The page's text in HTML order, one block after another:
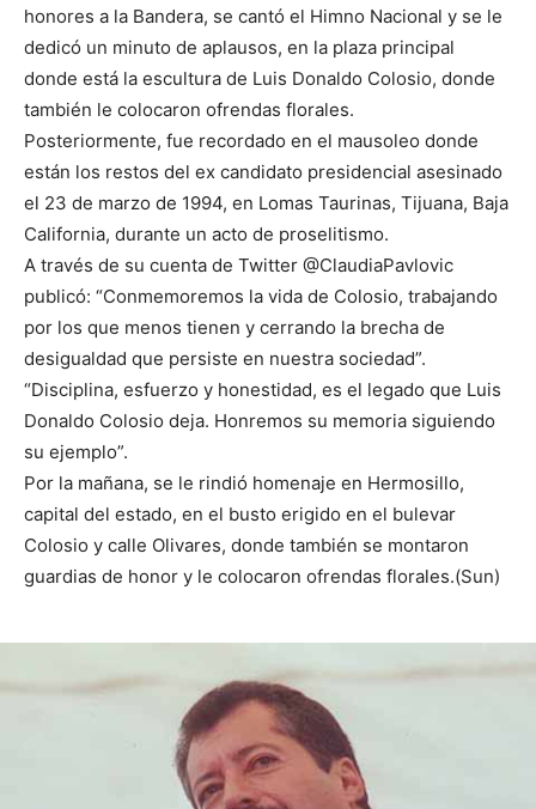
honores a la Bandera, se cantó el Himno Nacional y se le
dedicó un minuto de aplausos, en la plaza principal
donde está la escultura de Luis Donaldo Colosio, donde
también le colocaron ofrendas florales.
Posteriormente, fue recordado en el mausoleo donde
están los restos del ex candidato presidencial asesinado
el 23 de marzo de 1994, en Lomas Taurinas, Tijuana, Baja
California, durante un acto de proselitismo.
A través de su cuenta de Twitter @ClaudiaPavlovic
publicó: “Conmemoremos la vida de Colosio, trabajando
por los que menos tienen y cerrando la brecha de
desigualdad que persiste en nuestra sociedad”.
“Disciplina, esfuerzo y honestidad, es el legado que Luis
Donaldo Colosio deja. Honremos su memoria siguiendo
su ejemplo”.
Por la mañana, se le rindió homenaje en Hermosillo,
capital del estado, en el busto erigido en el bulevar
Colosio y calle Olivares, donde también se montaron
guardias de honor y le colocaron ofrendas florales.(Sun)